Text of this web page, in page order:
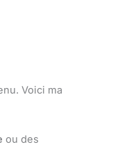
Voici ma
ou des